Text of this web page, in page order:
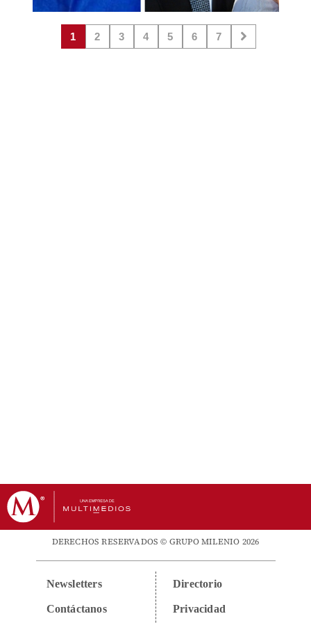
1 2 3 4 5 6 7
DERECHOS RESERVADOS © GRUPO MILENIO 2026
Newsletters
Contáctanos
Directorio
Privacidad